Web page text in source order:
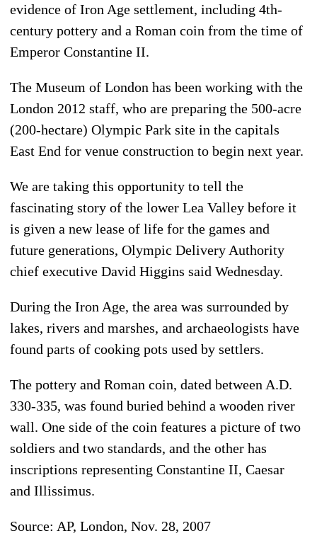
evidence of Iron Age settlement, including 4th-
century pottery and a Roman coin from the time of
Emperor Constantine II.
The Museum of London has been working with the
London 2012 staff, who are preparing the 500-acre
(200-hectare) Olympic Park site in the capitals
East End for venue construction to begin next year.
We are taking this opportunity to tell the
fascinating story of the lower Lea Valley before it
is given a new lease of life for the games and
future generations, Olympic Delivery Authority
chief executive David Higgins said Wednesday.
During the Iron Age, the area was surrounded by
lakes, rivers and marshes, and archaeologists have
found parts of cooking pots used by settlers.
The pottery and Roman coin, dated between A.D.
330-335, was found buried behind a wooden river
wall. One side of the coin features a picture of two
soldiers and two standards, and the other has
inscriptions representing Constantine II, Caesar
and Illissimus.
Source: AP, London, Nov. 28, 2007